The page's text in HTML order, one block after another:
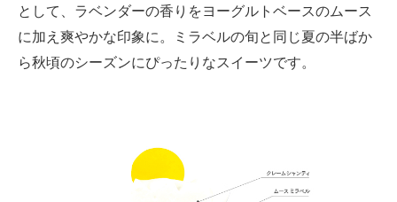
として、ラベンダーの香りをヨーグルトベースのムース
に加え 爽やかな印象に。
ミラベルの旬と同じ夏の半ばか
ら秋頃のシーズンにぴったりなスイーツです。